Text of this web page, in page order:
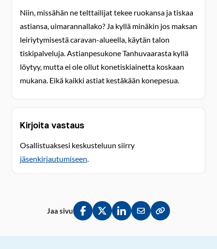
Niin, missähän ne telttailijat tekee ruokansa ja tiskaa
astiansa, uimarannallako? Ja kyllä minäkin jos maksan
leiriytymisestä caravan-alueella, käytän talon
tiskipalveluja. Astianpesukone Tanhuvaarasta kyllä
löytyy, mutta ei ole ollut konetiskiainetta koskaan
mukana. Eikä kaikki astiat kestäkään konepesua.
Kirjoita vastaus
Osallistuaksesi keskusteluun siirry
jäsenkirjautumiseen.
Jaa sivu
Jaa Facebookissa
Jaa Twitterissä
Jaa LinkedInissä
Jaa sähköpostitse
Kopioi linkki